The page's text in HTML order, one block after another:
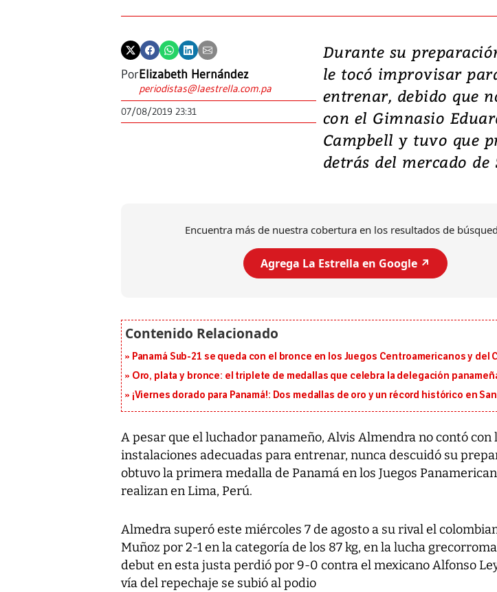
PorElizabeth Hernández
periodistas@laestrella.com.pa
07/08/2019 23:31
Durante su
le tocó improvisar
entrenar, debido que
con el Gimnasio
Campbell y tuvo que
detrás del mercado de
Encuentra más de nuestra cobertura en los resultados de
Agrega La Estrella en Google ↗️
Panamá Sub-21 se queda con el bronce en los Juegos Centroamericanos y del
Oro, plata y bronce: el triplete de medallas que celebra la delegación
¡Viernes dorado para Panamá!: Dos medallas de oro y un récord histórico en
A pesar que el luchador panameño, Alvis Almendra no contó con
instalaciones adecuadas para entrenar, nunca descuidó su
obtuvo la primera medalla de Panamá en los Juegos
realizan en Lima, Perú.
Almedra superó este miércoles 7 de agosto a su rival el
Muñoz por 2-1 en la categoría de los 87 kg, en la lucha
debut en esta justa perdió por 9-0 contra el mexicano Alfonso
vía del repechaje se subió al podio
Video: Lula
candidatura con
promesas de
en defensa,
tierras raras
presidente de Brasil,